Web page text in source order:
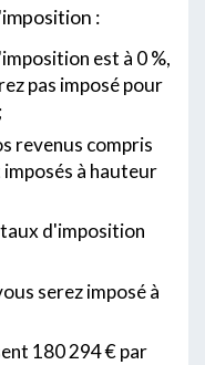
:
est à 0 %,
pas imposé pour
revenus compris
à hauteur
taux d'imposition
serez imposé à
180 294 € par